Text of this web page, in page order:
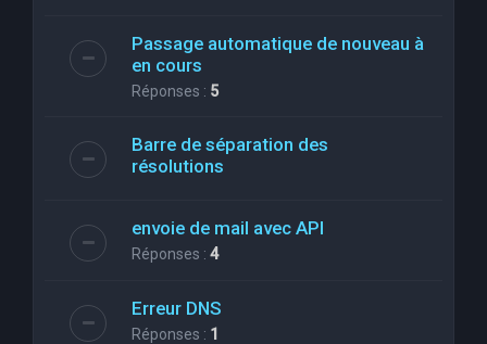
Passage automatique de nouveau à
en cours
Réponses : 5
Barre de séparation des
résolutions
envoie de mail avec API
Réponses : 4
Erreur DNS
Réponses : 1